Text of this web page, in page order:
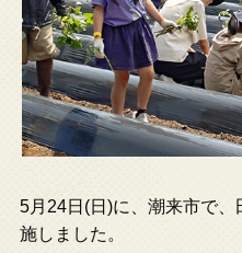
5月24日(日)に、潮来市で
施しました。